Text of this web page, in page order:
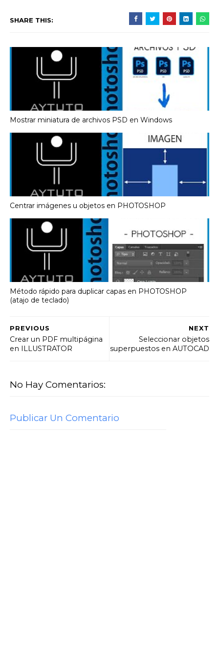
SHARE THIS:
Mostrar miniatura de archivos PSD en Windows
Centrar imágenes u objetos en PHOTOSHOP
Método rápido para duplicar capas en PHOTOSHOP
(atajo de teclado)
NEXT
Seleccionar objetos
superpuestos en AUTOCAD
PREVIOUS
Crear un PDF multipágina
en ILLUSTRATOR
No Hay Comentarios:
Publicar Un Comentario